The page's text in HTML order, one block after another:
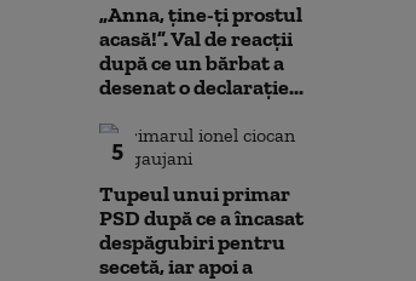
„Anna, ţine-ţi prostul
acasă!”. Val de reacții
după ce un bărbat a
desenat o declarație...
5
Tupeul unui primar
PSD după ce a încasat
despăgubiri pentru
secetă, iar apoi a